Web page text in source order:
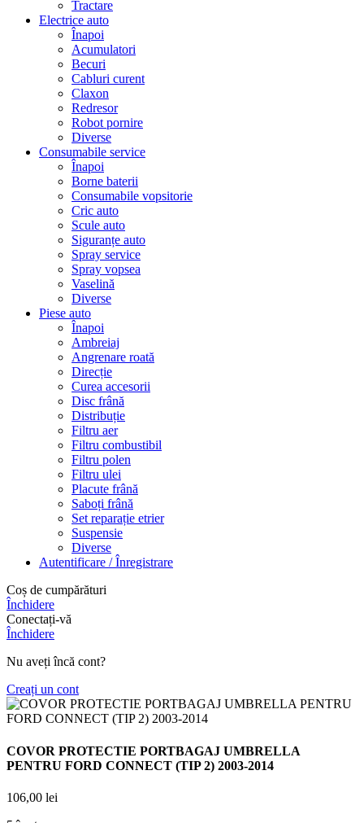
Tractare
Electrice auto
Înapoi
Acumulatori
Becuri
Cabluri curent
Claxon
Redresor
Robot pornire
Diverse
Consumabile service
Înapoi
Borne baterii
Consumabile vopsitorie
Cric auto
Scule auto
Siguranțe auto
Spray service
Spray vopsea
Vaselină
Diverse
Piese auto
Înapoi
Ambreiaj
Angrenare roată
Direcție
Curea accesorii
Disc frână
Distribuție
Filtru aer
Filtru combustibil
Filtru polen
Filtru ulei
Placute frână
Saboți frână
Set reparație etrier
Suspensie
Diverse
Autentificare / Înregistrare
Coș de cumpărături
Închidere
Conectați-vă
Închidere
Nu aveți încă cont?
Creați un cont
COVOR PROTECTIE PORTBAGAJ UMBRELLA
PENTRU FORD CONNECT (TIP 2) 2003-2014
106,00 lei